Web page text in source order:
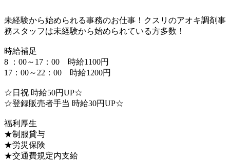
未経験から始められる事務のお仕事！クスリのアオキ調剤事
務スタッフは未経験から始められている方多数！
時給補足
8 ：00～17：00 時給1100円
17：00～22：00 時給1200円
☆日祝 時給50円UP☆
☆登録販売者手当 時給30円UP☆
福利厚生
★制服貸与
★労災保険
★交通費規定内支給